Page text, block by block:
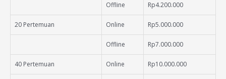
Offline Rp4.200.000
20 Pertemuan Online Rp5.000.000
Offline Rp7.000.000
40 Pertemuan Online Rp10.000.000